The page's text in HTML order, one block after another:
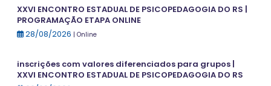
XXVI ENCONTRO ESTADUAL DE PSICOPEDAGOGIA DO RS |
PROGRAMAÇÃO ETAPA ONLINE
28/08/2026 | Online
inscrições com valores diferenciados para grupos |
XXVI ENCONTRO ESTADUAL DE PSICOPEDAGOGIA DO RS